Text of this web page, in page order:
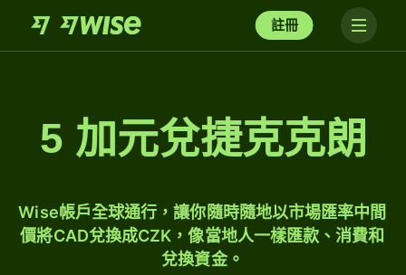
註冊
5 加元兌捷克克朗
Wise帳戶全球通行，讓你隨時隨地以市場匯率中間
價將CAD兌換成CZK，像當地人一樣匯款、消費和
兌換資金。